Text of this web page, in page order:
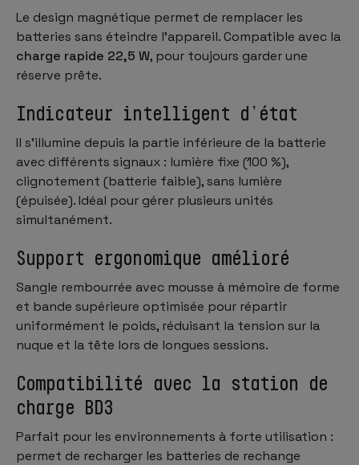
Le design magnétique permet de remplacer les
batteries sans éteindre l’appareil. Compatible avec la
charge rapide 22,5 W, pour toujours garder une
réserve prête.
Indicateur intelligent d’état
Il s’illumine depuis la partie inférieure de la batterie
avec différents signaux : lumière fixe (100 %),
clignotement (batterie faible), sans lumière
(épuisée). Idéal pour gérer plusieurs unités
simultanément.
Support ergonomique amélioré
Sangle rembourrée avec mousse à mémoire de forme
et bande supérieure optimisée pour répartir
uniformément le poids, réduisant la tension sur la
nuque et la tête lors de longues sessions.
Compatibilité avec la station de
charge BD3
Parfait pour les environnements à forte utilisation :
permet de recharger les batteries de rechange